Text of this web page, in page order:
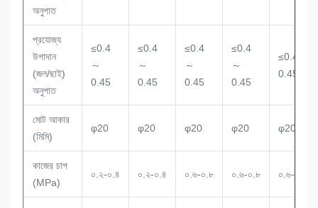
অনুপাত
প্রযোজ্য
উপাদান
(জল/ছাই)
অনুপাত
≤0.4
～
0.45
≤0.4
～
0.45
≤0.4
～
0.45
≤0.4
～
0.45
≤0.4～
0.45
মোট আকার
(মিমি)
φ20 φ20 φ20 φ20 φ20
কাজের চাপ
(MPa)
০.২-০.৪ ০.২-০.৪ ০.৬-০.৮ ০.৬-০.৮ ০.৬-০.৮